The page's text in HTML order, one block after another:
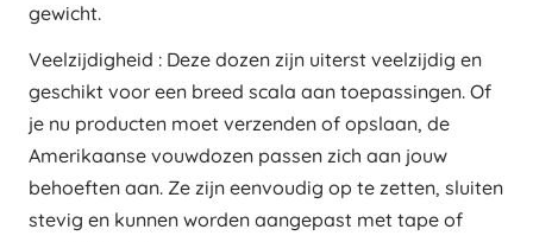
gewicht.
Veelzijdigheid : Deze dozen zijn uiterst veelzijdig en
geschikt voor een breed scala aan toepassingen. Of
je nu producten moet verzenden of opslaan, de
Amerikaanse vouwdozen passen zich aan jouw
behoeften aan. Ze zijn eenvoudig op te zetten, sluiten
stevig en kunnen worden aangepast met tape of